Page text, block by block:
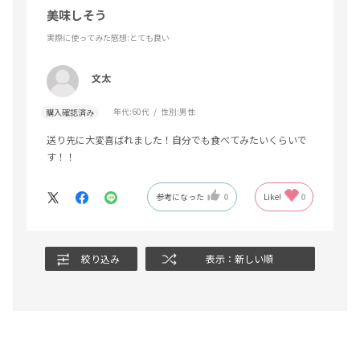
美味しそう
実際に使ってみた感想:とても良い
文太
購入確認済み 年代:60代 性別:男性
送り先に大変喜ばれました！自分でも食べてみたいくらいで
す！！
参考になった 0 Like! 0
絞り込み 表示：新しい順